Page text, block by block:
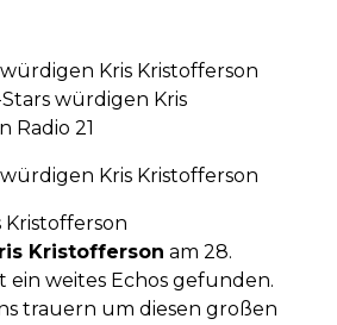
Kris Kristofferson
würdigen Kris
Radio 21
Kris Kristofferson
Kristofferson
Kristofferson am 28.
ein weites Echos gefunden.
trauern um diesen großen